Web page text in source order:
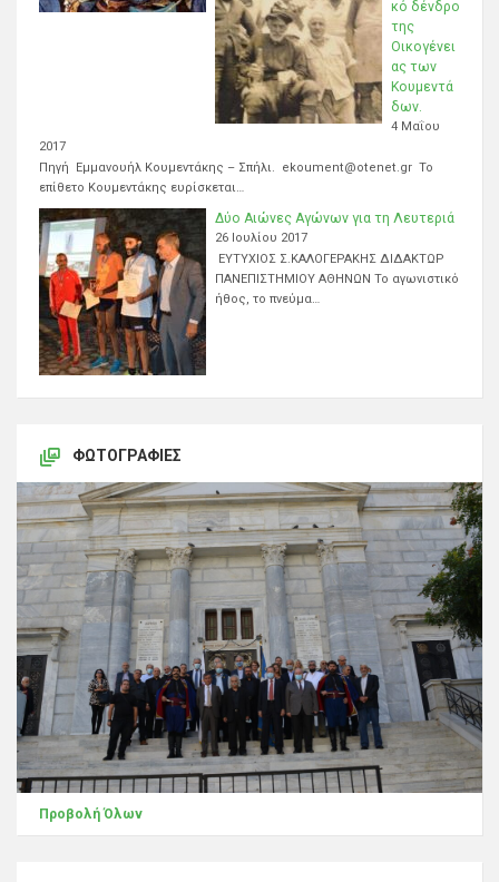
κό δένδρο
της
Οικογένει
ας των
Κουμεντά
δων.
4 Μαΐου
2017
Πηγή Εμμανουήλ Κουμεντάκης – Σπήλι. ekoument@otenet.gr Το
επίθετο Κουμεντάκης ευρίσκεται…
Δύο Αιώνες Αγώνων για τη Λευτεριά
26 Ιουλίου 2017
ΕΥΤΥΧΙΟΣ Σ.ΚΑΛΟΓΕΡΑΚΗΣ ΔΙΔΑΚΤΩΡ
ΠΑΝΕΠΙΣΤΗΜΙΟΥ ΑΘΗΝΩΝ Το αγωνιστικό
ήθος, το πνεύμα…
ΦΩΤΟΓΡΑΦΊΕΣ
Προβολή Όλων